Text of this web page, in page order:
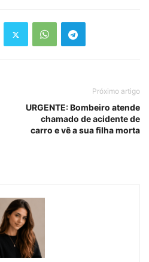
Próximo artigo
URGENTE: Bombeiro atende
chamado de acidente de
carro e vê a sua filha morta